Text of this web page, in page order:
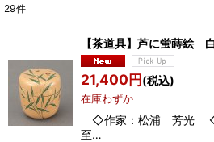
並び順:
29件
【茶道具】芦に
21,400円(税込)
在庫わずか
◇作家：松浦 芳光 ◇箱
至…